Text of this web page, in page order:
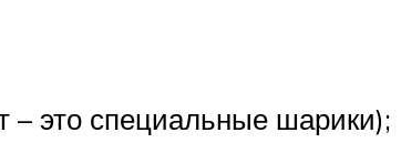
– это специальные шарики);